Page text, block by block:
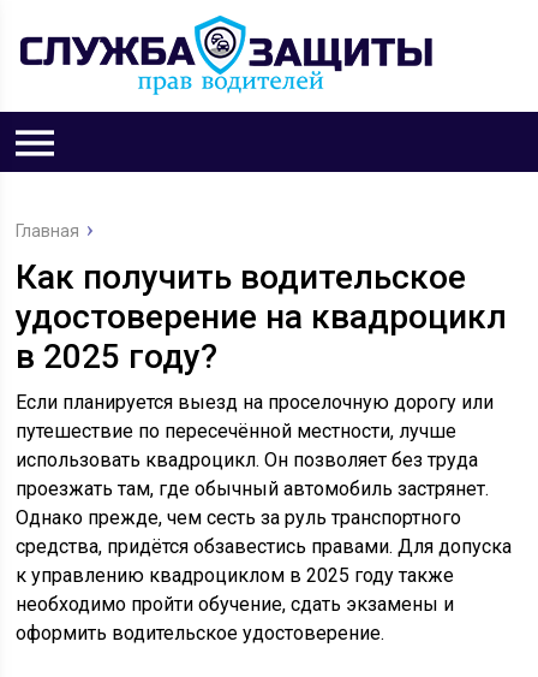
Главная
Как получить водительское
удостоверение на квадроцикл
в 2025 году?
Если планируется выезд на проселочную дорогу или
путешествие по пересечённой местности, лучше
использовать квадроцикл. Он позволяет без труда
проезжать там, где обычный автомобиль застрянет.
Однако прежде, чем сесть за руль транспортного
средства, придётся обзавестись правами. Для допуска
к управлению квадроциклом в 2025 году также
необходимо пройти обучение, сдать экзамены и
оформить водительское удостоверение.